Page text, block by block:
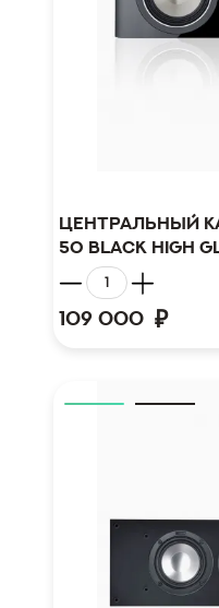
Центральный
50 black high
109 000 ₽